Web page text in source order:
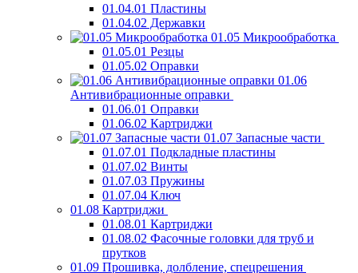
01.04.01 Пластины
01.04.02 Державки
01.05 Микрообработка
01.05.01 Резцы
01.05.02 Оправки
01.06
Антивибрационные оправки
01.06.01 Оправки
01.06.02 Картриджи
01.07 Запасные части
01.07.01 Подкладные пластины
01.07.02 Винты
01.07.03 Пружины
01.07.04 Ключ
01.08 Картриджи
01.08.01 Картриджи
01.08.02 Фасочные головки для труб и
прутков
01.09 Прошивка, долбление, спецрешения